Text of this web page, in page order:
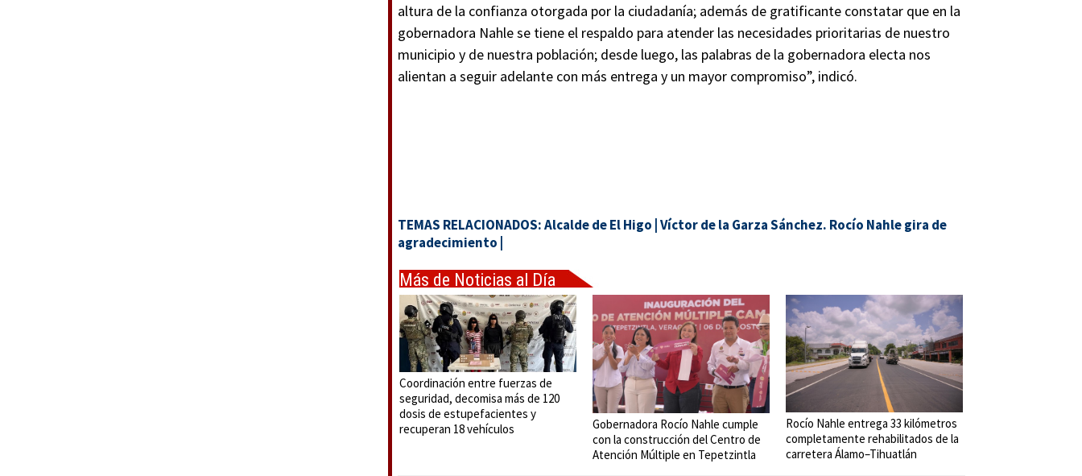
altura de la confianza otorgada por la ciudadanía; además de gratificante constatar que en la
gobernadora Nahle se tiene el respaldo para atender las necesidades prioritarias de nuestro
municipio y de nuestra población; desde luego, las palabras de la gobernadora electa nos
alientan a seguir adelante con más entrega y un mayor compromiso”, indicó.
TEMAS RELACIONADOS:Alcalde de El Higo Víctor de la Garza Sánchez. Rocío Nahle gira de
agradecimiento
Más de Noticias al Día
Coordinación entre fuerzas de
seguridad, decomisa más de 120
dosis de estupefacientes y
recuperan 18 vehículos
Gobernadora Rocío Nahle cumple
con la construcción del Centro de
Atención Múltiple en Tepetzintla
Rocío Nahle entrega 33 kilómetros
completamente rehabilitados de la
carretera Álamo–Tihuatlán